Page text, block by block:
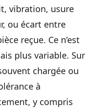
vibration, usure
ou écart entre
reçue. Ce n’est
plus variable. Sur
chargée ou
à
y compris